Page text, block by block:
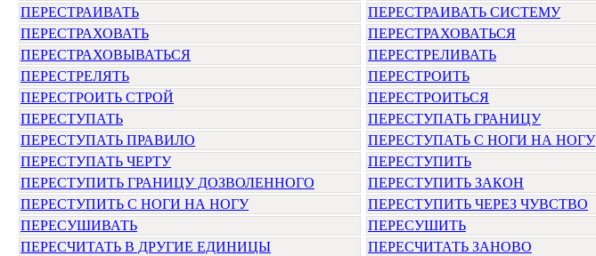
ПЕРЕСТРАИВАТЬ
ПЕРЕСТРАИВАТЬ СИСТЕМУ
ПЕРЕСТРАХОВАТЬ
ПЕРЕСТРАХОВАТЬСЯ
ПЕРЕСТРАХОВЫВАТЬСЯ
ПЕРЕСТРЕЛИВАТЬ
ПЕРЕСТРЕЛЯТЬ
ПЕРЕСТРОИТЬ
ПЕРЕСТРОИТЬ СТРОЙ
ПЕРЕСТРОИТЬСЯ
ПЕРЕСТУПАТЬ
ПЕРЕСТУПАТЬ ГРАНИЦУ
ПЕРЕСТУПАТЬ ПРАВИЛО
ПЕРЕСТУПАТЬ С НОГИ НА НОГУ
ПЕРЕСТУПАТЬ ЧЕРТУ
ПЕРЕСТУПИТЬ
ПЕРЕСТУПИТЬ ГРАНИЦУ ДОЗВОЛЕННОГО
ПЕРЕСТУПИТЬ ЗАКОН
ПЕРЕСТУПИТЬ С НОГИ НА НОГУ
ПЕРЕСТУПИТЬ ЧЕРЕЗ ЧУВСТВО
ПЕРЕСУШИВАТЬ
ПЕРЕСУШИТЬ
ПЕРЕСЧИТАТЬ В ДРУГИЕ ЕДИНИЦЫ
ПЕРЕСЧИТАТЬ ЗАНОВО